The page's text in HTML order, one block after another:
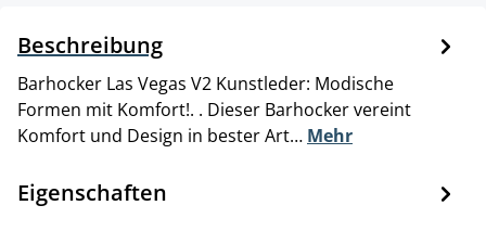
Beschreibung
Barhocker Las Vegas V2 Kunstleder: Modische
Formen mit Komfort!. . Dieser Barhocker vereint
Komfort und Design in bester Art… Mehr
Eigenschaften